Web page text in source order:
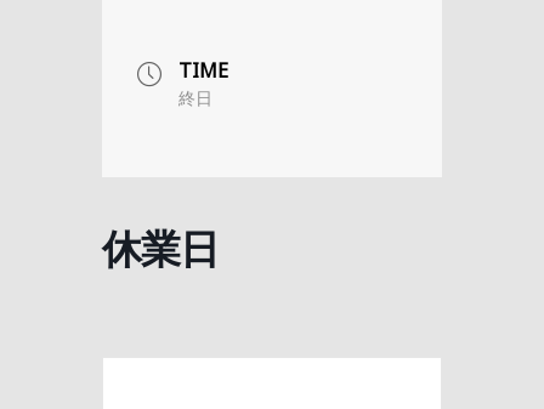
TIME
終日
休業日